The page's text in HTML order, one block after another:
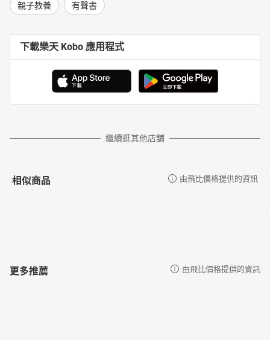
親子教養 有聲書
下載樂天 Kobo 應用程式
繼續逛其他店舖
相似商品 由飛比價格提供的資訊
更多推薦 由飛比價格提供的資訊